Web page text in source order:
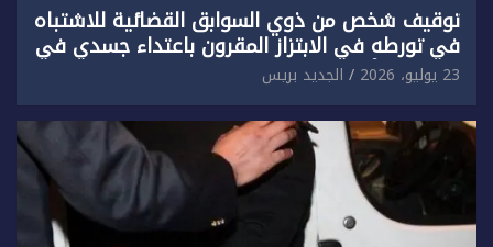
توقيف شخص من ذوي السوابق القضائية للاشتباه
في تورطه في الابتزاز المقرون باعتداء جسدي في
حق سائح أجنبي.
23 يوليو، 2026 الجديد بريس